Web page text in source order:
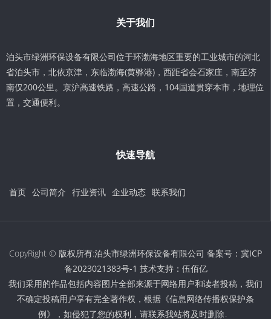
关于我们
泊头市绿洲环保设备有限公司位于环渤海地区重要的工业城市的河北
省泊头市，北依京津，东临渤海(黄骅港)，西距省会石家庄，南至济
南仅200公里。京沪高速铁路，高速公路，104国道贯穿本市，地理位
置，交通便利。
快速导航
首页 公司简介 行业资讯 企业动态 联系我们
CopyRight © 版权所有:泊头市绿洲环保设备有限公司 备案号： 冀ICP
备2023021383号-1 技术支持： 伍佰亿
我们采用的作品包括内容图片全部来源于网络用户和读者投稿，我们
不确定投稿用户享有完全著作权，根据《信息网络传播权保护条
例》，如侵犯了您的权利，请联系我站将及时删除。